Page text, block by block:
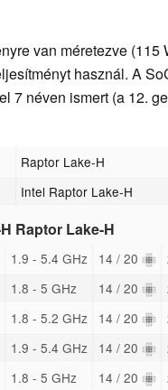
van méretezve (115
használ. A
7 néven ismert (a 12.
Raptor Lake-H
Intel Raptor Lake-H
Raptor Lake-H
1.9 - 5.4 GHz 14 / 20
1.8 - 5 GHz 14 / 20
1.8 - 5.2 GHz 14 / 20
1.9 - 5.4 GHz 14 / 20
1.8 - 5 GHz 14 / 20